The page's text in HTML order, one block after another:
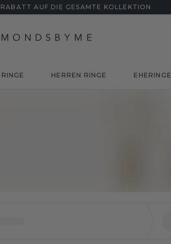
AUF DIE GESAMTE KOLLEKTION
HERREN RINGE EHERINGE